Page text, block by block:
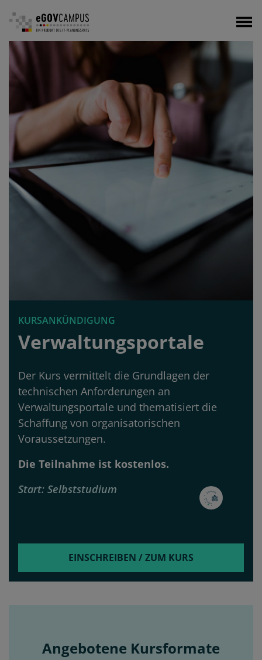
Inhalt
KURSANKÜNDIGUNG
Verwaltungsportale
Der Kurs vermittelt die Grundlagen der
technischen Anforderungen an
Verwaltungsportale und thematisiert die
Schaffung von organisatorischen
Voraussetzungen.
Die Teilnahme ist kostenlos.
Start Selbststudium
EINSCHREIBEN / ZUM KURS
Angebotene Kursformate